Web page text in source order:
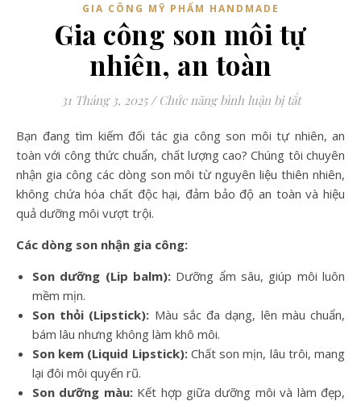
GIA CÔNG MỸ PHẨM HANDMADE
Gia công son môi tự
nhiên, an toàn
31 Tháng 3, 2025 / Chức năng bình luận bị tắtở Gia
Bạn đang tìm kiếm đối tác gia công son môi tự nhiên, an
toàn với công thức chuẩn, chất lượng cao? Chúng tôi chuyên
nhận gia công các dòng son môi từ nguyên liệu thiên nhiên,
không chứa hóa chất độc hại, đảm bảo độ an toàn và hiệu
quả dưỡng môi vượt trội.
Các dòng son nhận gia công:
Son dưỡng (Lip balm): Dưỡng ẩm sâu, giúp môi luôn
mềm mịn.
Son thỏi (Lipstick): Màu sắc đa dạng, lên màu chuẩn,
bám lâu nhưng không làm khô môi.
Son kem (Liquid Lipstick):Chất son mịn, lâu trôi, mang
lại đôi môi quyến rũ.
Son dưỡng màu:Kết hợp giữa dưỡng môi và làm đẹp,